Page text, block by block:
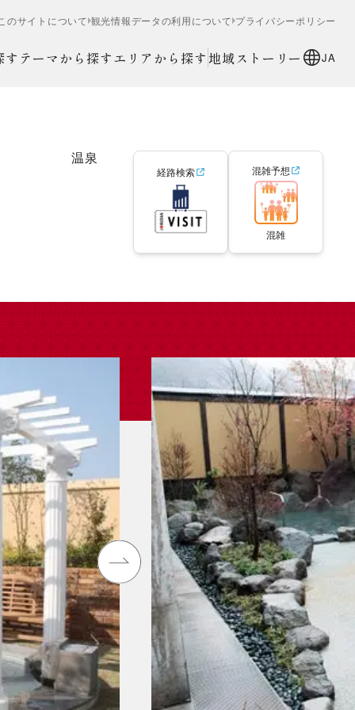
のサイトについて 観光情報データの利用について プライバシーポリシー
す テーマから探すエリアから探す 地域ストーリー JA
温泉
経路検索 混雑予想
混雑